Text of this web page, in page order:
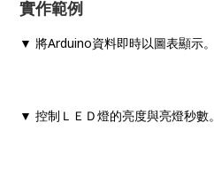
實作範例
▼ 將Arduino資料即時以圖表顯示。
▼ 控制ＬＥＤ燈的亮度與亮燈秒數。